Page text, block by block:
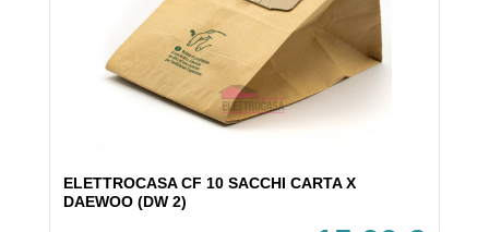
ELETTROCASA CF 10 SACCHI CARTA X
DAEWOO (DW 2)